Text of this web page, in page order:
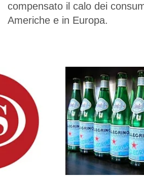
compensato il calo dei
Americhe e in Europa.